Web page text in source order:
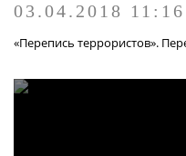
03.04.2018
«Перепись террористов».